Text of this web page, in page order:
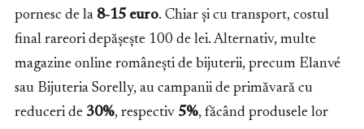
pornesc de la 8-15 euro. Chiar și cu transport, costul
final rareori depășește 100 de lei. Alternativ, multe
magazine online românești de bijuterii, precum Elanvé
sau Bijuteria Sorelly, au campanii de primăvară cu
reduceri de 30%, respectiv 5%, făcând produsele lor